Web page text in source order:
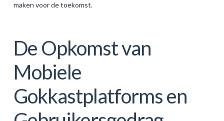
maken voor de toekomst.
De Opkomst van
Mobiele
Gokkastplatforms en